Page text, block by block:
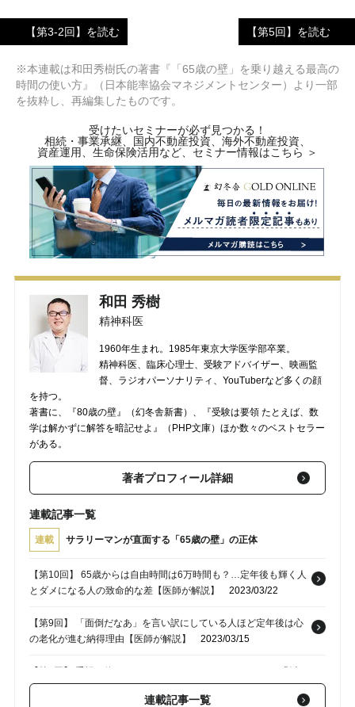
【第3-2回】を読む 【第5回】を読む
※本連載は和田秀樹氏の著書『「65歳の壁」を乗り越える最高の
時間の使い方』（日本能率協会マネジメントセンター）より一部
を抜粋し、再編集したものです。
受けたいセミナーが必ず見つかる！
相続・事業承継、国内不動産投資、海外不動産投資、
資産運用、生命保険活用など、セミナー情報はこちら ＞
和田 秀樹
精神科医
1960年生まれ。1985年東京大学医学部卒業。
精神科医、臨床心理士、受験アドバイザー、映画監
督、ラジオパーソナリティ、YouTuberなど多くの顔
を持つ。
著書に、『80歳の壁』（幻冬舎新書）、『受験は要領 たとえば、数
学は解かずに解答を暗記せよ』（PHP文庫）ほか数々のベストセラー
がある。
著者プロフィール詳細
連載記事一覧
連載 サラリーマンが直面する「65歳の壁」の正体
【第10回】 65歳からは自由時間は6万時間も？…定年後も輝く人
とダメになる人の致命的な差【医師が解説】
2023/03/22
【第9回】 「面倒だなあ」を言い訳にしている人ほど定年後は心
の老化が進む納得理由【医師が解説】
2023/03/15
書く」ことのすごい効果【精神科医が解説】2023/03/08
連載記事一覧